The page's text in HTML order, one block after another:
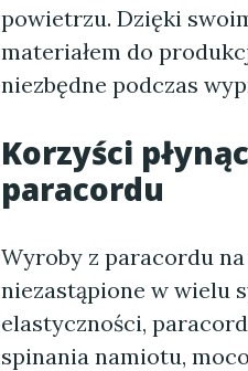
powietrzu. Dzięki
materiałem do
niezbędne podczas
Korzyści
paracordu
Wyroby z paracordu
niezastąpione w wielu
elastyczności,
spinania namiotu,